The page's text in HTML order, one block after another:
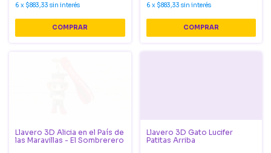
6 x $883,33 sin interés 6 x $883,33 sin interés
Llavero 3D Alicia en el País de
las Maravillas - El Sombrerero
Llavero 3D Gato Lucifer
Patitas Arriba